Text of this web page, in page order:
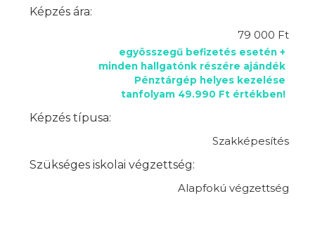
Képzés ára:
79 000 Ft
egyösszegű befizetés esetén +
minden hallgatónk részére ajándék
Pénztárgép helyes kezelése
tanfolyam 49.990 Ft értékben!
Képzés típusa:
Szakképesítés
Szükséges iskolai végzettség:
Alapfokú végzettség